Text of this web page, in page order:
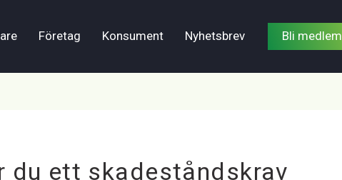
Företag Konsument Nyhetsbrev Bli medlem
du ett skadeståndskrav